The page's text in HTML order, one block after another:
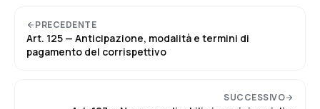
PRECEDENTE
Art. 125 — Anticipazione, modalità e termini di
pagamento del corrispettivo
SUCCESSIVO